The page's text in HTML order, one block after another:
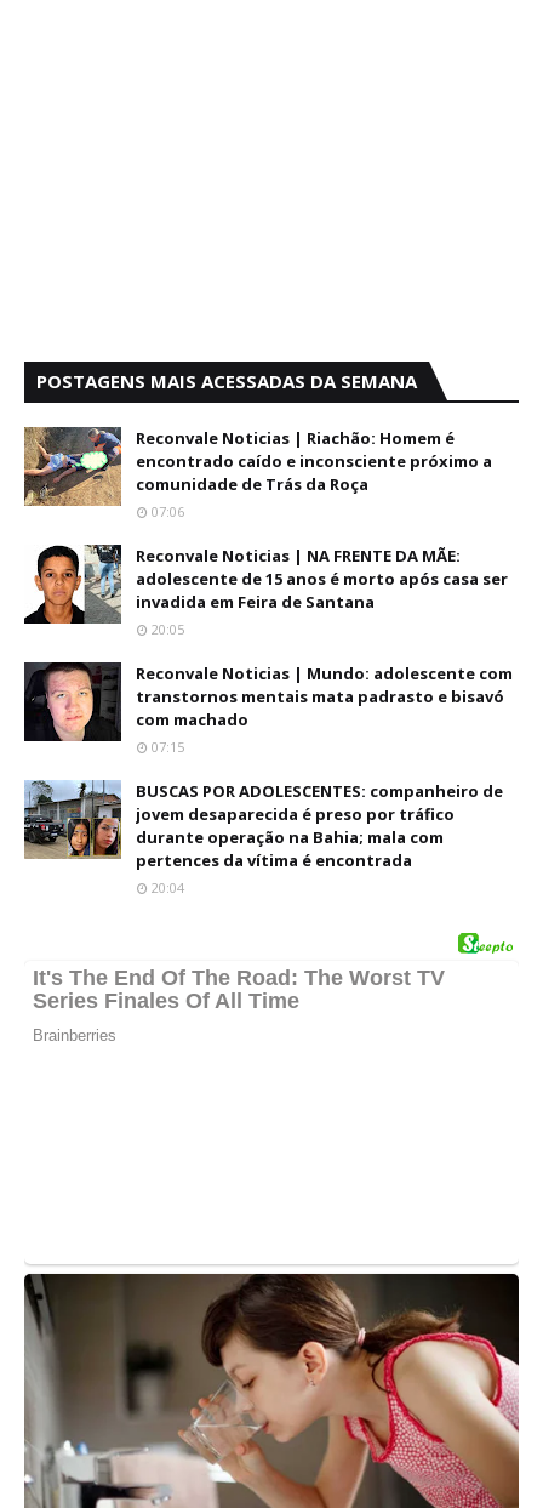
POSTAGENS MAIS ACESSADAS DA SEMANA
Reconvale Noticias | Riachão: Homem é
encontrado caído e inconsciente próximo a
comunidade de Trás da Roça
07:06
Reconvale Noticias | NA FRENTE DA MÃE:
adolescente de 15 anos é morto após casa ser
invadida em Feira de Santana
20:05
Reconvale Noticias | Mundo: adolescente com
transtornos mentais mata padrasto e bisavó
com machado
07:15
BUSCAS POR ADOLESCENTES: companheiro de
jovem desaparecida é preso por tráfico
durante operação na Bahia; mala com
pertences da vítima é encontrada
20:04